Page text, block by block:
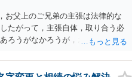
お父上のご兄弟の主張は法律的な
たがって，主張自体，取り合う必
ろうがなかろうが，お父上のご兄
士をたてて，その弁護士から相手
法的根拠がなく，一切応じないこ